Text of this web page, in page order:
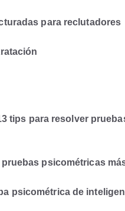
para reclutadores
tips para resolver
psicométricas
psicométrica de